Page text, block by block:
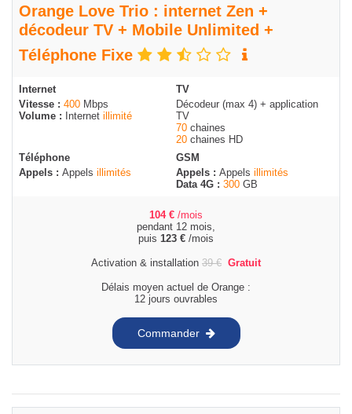
Orange Love Trio : internet Zen +
décodeur TV + Mobile Unlimited +
Téléphone Fixe
Internet
Vitesse : 400 Mbps
Volume :
Internet illimité
TV
Décodeur (max 4) + application
TV
70 chaines
20 chaines HD
Téléphone
Appels : Appels illimités
GSM
Appels : Appels illimités
Data 4G : 300 GB
104 € /mois
pendant 12 mois,
puis 123 € /mois
Activation & installation 39€ Gratuit
Délais moyen actuel de Orange :
12 jours ouvrables
Commander